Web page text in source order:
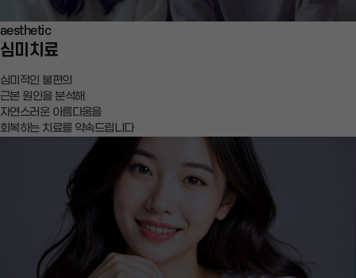
aesthetic
심미치료
심미적인 불편의
근본 원인을 분석해
자연스러운 아름다움을
회복하는 치료를 약속드립니다